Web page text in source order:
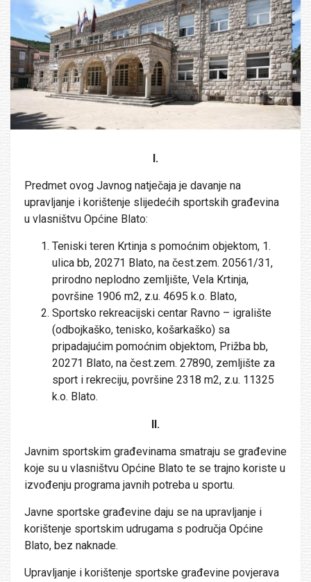
I.
Predmet ovog Javnog natječaja je davanje na
upravljanje i korištenje slijedećih sportskih građevina
u vlasništvu Općine Blato:
Teniski teren Krtinja s pomoćnim objektom, 1.
ulica bb, 20271 Blato, na čest.zem. 20561/31,
prirodno neplodno zemljište, Vela Krtinja,
površine 1906 m2, z.u. 4695 k.o. Blato,
Sportsko rekreacijski centar Ravno – igralište
(odbojkaško, tenisko, košarkaško) sa
pripadajućim pomoćnim objektom, Prižba bb,
20271 Blato, na čest.zem. 27890, zemljište za
sport i rekreciju, površine 2318 m2, z.u. 11325
k.o. Blato.
II.
Javnim sportskim građevinama smatraju se građevine
koje su u vlasništvu Općine Blato te se trajno koriste u
izvođenju programa javnih potreba u sportu.
Javne sportske građevine daju se na upravljanje i
korištenje sportskim udrugama s područja Općine
Blato, bez naknade.
Upravljanje i korištenje sportske građevine povjerava